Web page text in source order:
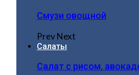
Смузи овощной
PrevNext
Салаты
Салат с рисом,